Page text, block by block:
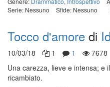
Serie: Nessuno
Sfide: Nessuno
Tocco d'amore di
10/03/18 1 1 7678
Una carezza, lieve e intensa; e
ricambiato.